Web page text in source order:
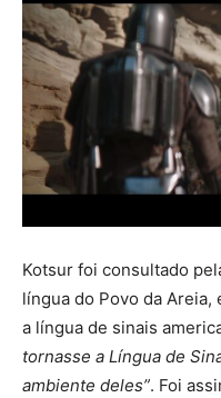
Kotsur foi consultado
língua do Povo da
a língua de sinais
tornasse a Língua de
ambiente deles”. Foi